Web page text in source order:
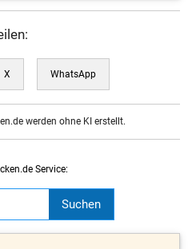
X WhatsApp
werden ohne KI erstellt.
Service: